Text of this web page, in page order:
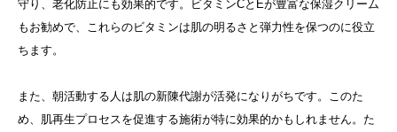
守り、老化防止にも効果的です。ビタミンCとEが豊富な保湿クリーム
もお勧めで、これらのビタミンは肌の明るさと弾力性を保つのに役立
ちます。
また、朝活動する人は肌の新陳代謝が活発になりがちです。このた
め、肌再生プロセスを促進する施術が特に効果的かもしれません。た